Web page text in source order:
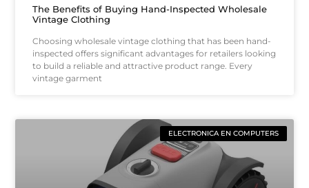
The Benefits of Buying Hand-Inspected Wholesale
Vintage Clothing
Choosing wholesale vintage clothing that has been hand-
inspected offers significant advantages for retailers looking
to build a reliable and attractive product range. Every
vintage garment
ELECTRONICA EN COMPUTERS